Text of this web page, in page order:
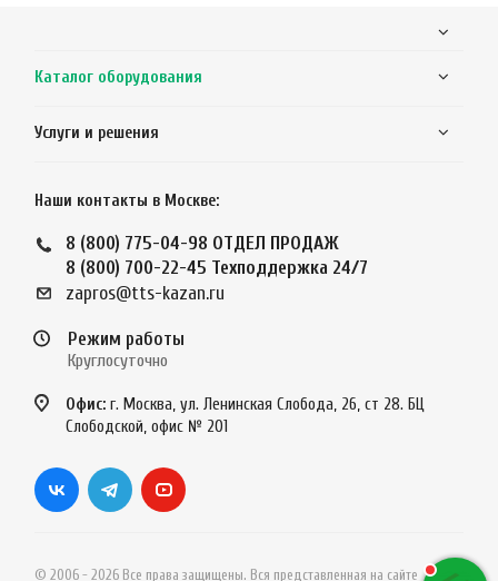
Каталог оборудования
Услуги и решения
Наши контакты в Москве:
8 (800) 775-04-98 ОТДЕЛ ПРОДАЖ
8 (800) 700-22-45 Техподдержка 24/7
zapros@tts-kazan.ru
Режим работы
Круглосуточно
Офис: г. Москва, ул. Ленинская Слобода, 26, ст 28. БЦ
Слободской, офис № 201
© 2006 - 2026 Все права защищены. Вся представленная на сайте